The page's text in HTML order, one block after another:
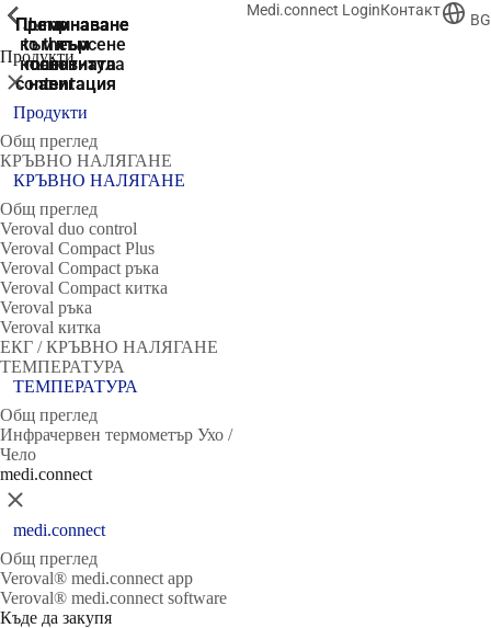
Преминаване
към търсене
Преминаване
към
основната
навигация
Преминаване
към
основната
навигация
Jump
to the
main
content
Преминаване
към
колонтитула
Medi.connect LoginКонтакт
BG
Продукти
ShowPrevious
Затвори
Продукти
Общ преглед
КРЪВНО НАЛЯГАНЕ
ShowPrevious
КРЪВНО НАЛЯГАНЕ
Общ преглед
Veroval duo control
Veroval Compact Plus
Veroval Compact ръка
Veroval Compact китка
Veroval ръка
Veroval китка
ЕКГ / КРЪВНО НАЛЯГАНЕ
ТЕМПЕРАТУРА
ShowPrevious
ТЕМПЕРАТУРА
Общ преглед
Инфрачервен термометър Ухо /
Чело
medi.connect
ShowPrevious
Затвори
medi.connect
Общ преглед
Veroval® medi.connect app
Veroval® medi.connect software
Къде да закупя
ShowPrevious
ShowPrevious
ShowPrevious
ShowPrevious